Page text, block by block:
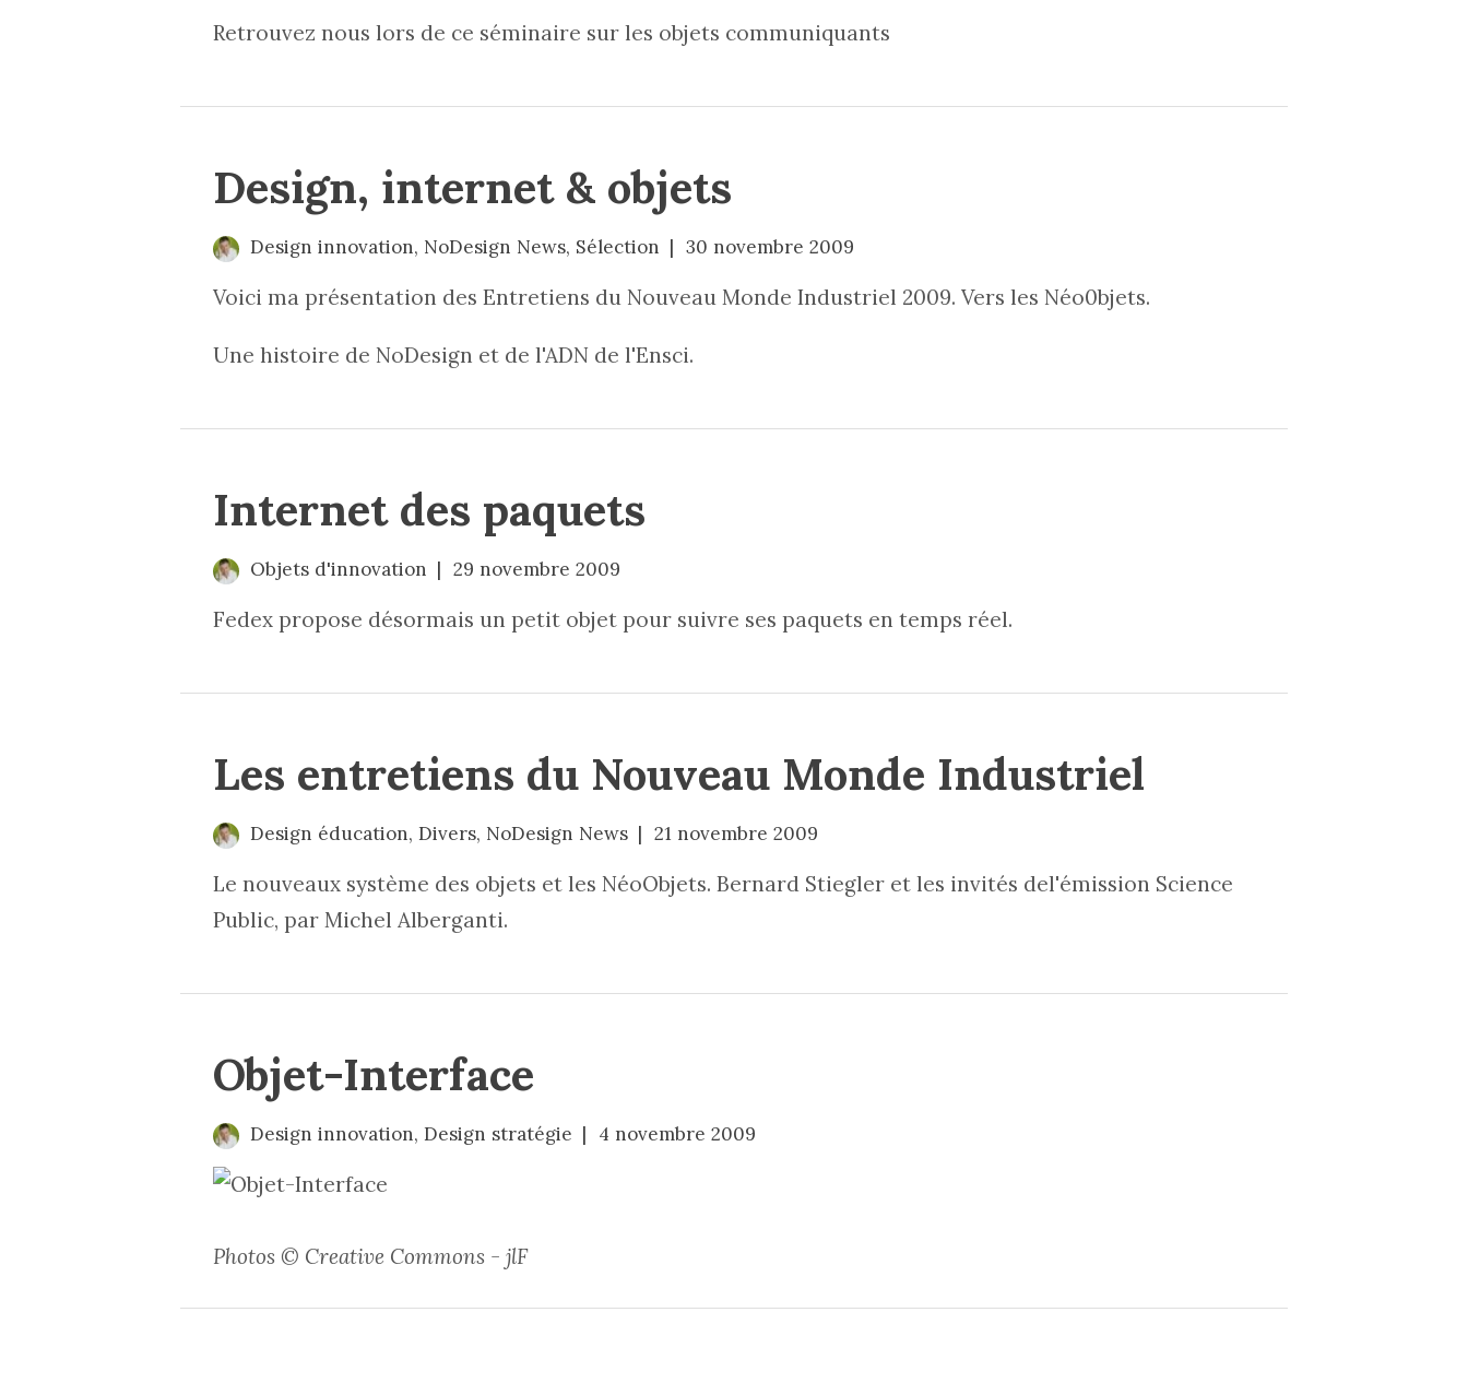
Retrouvez nous lors de ce séminaire sur les objets communiquants
Design, internet & objets
Design innovation, NoDesign News, Sélection 30 novembre 2009
Voici ma présentation des Entretiens du Nouveau Monde Industriel 2009. Vers les Néo0bjets.
Une histoire de NoDesign et de l'ADN de l'Ensci.
Internet des paquets
Objets d'innovation 29 novembre 2009
Fedex propose désormais un petit objet pour suivre ses paquets en temps réel.
Les entretiens du Nouveau Monde Industriel
Design éducation,Divers, NoDesign News 21 novembre 2009
Le nouveaux système des objets et les NéoObjets. Bernard Stiegler et les invités del'émission Science
Public, par Michel Alberganti.
Objet-Interface
Design innovation,Design stratégie 4 novembre 2009
Photos © Creative Commons - jlF